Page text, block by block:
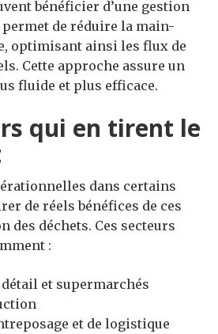
bénéficier d’une gestion
permet de réduire la main-
optimisant ainsi les flux de
Cette approche assure un
fluide et plus efficace.
qui en tirent le
dans certains
de réels bénéfices de ces
des déchets. Ces secteurs
:
et supermarchés
et de logistique